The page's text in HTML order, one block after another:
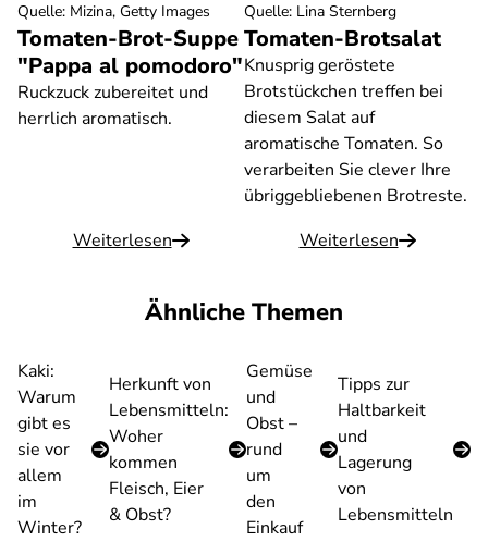
Tomaten-Brot-Suppe
"Pappa al pomodoro"
Ruckzuck zubereitet und
herrlich aromatisch.
Weiterlesen
Quelle: Mizina, Getty Images
Tomaten-Brotsalat
Knusprig geröstete
Brotstückchen treffen bei
diesem Salat auf
aromatische Tomaten. So
verarbeiten Sie clever Ihre
übriggebliebenen Brotreste.
Weiterlesen
Quelle: Lina Sternberg
Ähnliche Themen
Kaki:
Warum
gibt es
sie vor
allem
im
Winter?
Herkunft von
Lebensmitteln:
Woher
kommen
Fleisch, Eier
& Obst?
Gemüse
und
Obst –
rund
um
den
Einkauf
Tipps zur
Haltbarkeit
und
Lagerung
von
Lebensmitteln